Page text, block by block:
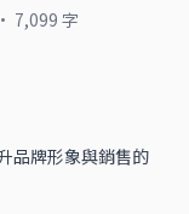
· 7,099 字
品牌形象與銷售的